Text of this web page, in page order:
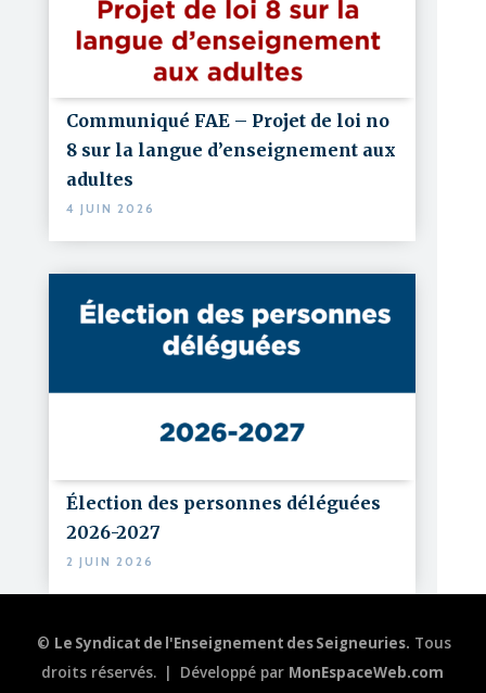
Communiqué FAE – Projet de loi no
8 sur la langue d’enseignement aux
adultes
4 JUIN 2026
Élection des personnes déléguées
2026-2027
2 JUIN 2026
© Le Syndicat de l'Enseignement des Seigneuries. Tous
droits réservés. | Développé par MonEspaceWeb.com